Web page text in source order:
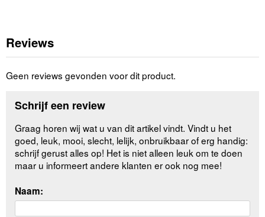
Reviews
Geen reviews gevonden voor dit product.
Schrijf een review
Graag horen wij wat u van dit artikel vindt. Vindt u het
goed, leuk, mooi, slecht, lelijk, onbruikbaar of erg handig:
schrijf gerust alles op! Het is niet alleen leuk om te doen
maar u informeert andere klanten er ook nog mee!
Naam: